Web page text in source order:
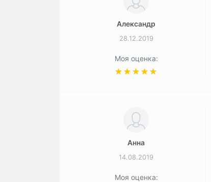
Александр
28.12.2019
Моя оценка:
Анна
14.08.2019
Моя оценка: